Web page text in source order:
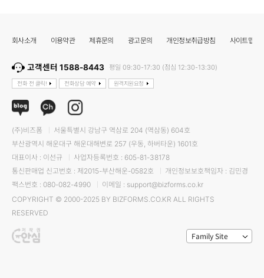
회사소개 이용약관 제휴문의 광고문의 개인정보취급방침 사이트맵
고객센터 1588-8443 평일 09:30-17:30 (점심 12:30-13:30)
전화 전 클릭! 전화상담 예약 원격지원요청
(주)비즈폼
서울특별시 강남구 역삼로 204 (역삼동) 604호
부산광역시 해운대구 해운대해변로 257 (우동, 하버타운) 1601호
대표이사 : 이선규
사업자등록번호 : 605-81-38178
통신판매업 신고번호 : 제2015-부산해운-0582호
개인정보보호책임자 : 김민경
팩스번호 : 080-082-4990
이메일 : support@bizforms.co.kr
COPYRIGHT © 2000-2025 BY BIZFORMS.CO.KR ALL RIGHTS
RESERVED
Family Site